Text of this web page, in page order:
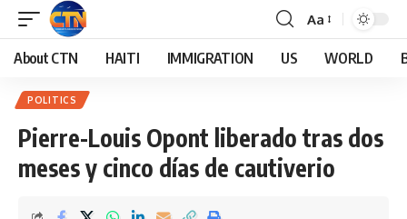
Aa
About CTN HAITI IMMIGRATION US WORLD
POLITICS
Pierre-Louis Opont liberado tras dos
meses y cinco días de cautiverio